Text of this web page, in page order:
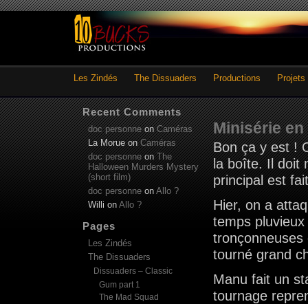
Les Zindés The Dissuaders Productions Projets
Minisérie
Bon ça y est !
la boîte. Il doit
principal est
Hier, on a
temps
tronçonneuses
tourné grand
Manu fait un
tournage
Recent Comments
doc personneonCaméras
La MorueonCaméras
doc personneonThe
Halloween Murders Mystery
(short film)
doc personne on Allo ?
Willi on Allo ?
Pages
Les Zindés
The Dissuaders
Dissuaders – Classic
Gum part 1
The Mad Squad